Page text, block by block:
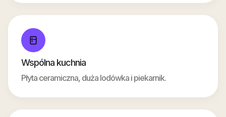
Wspólna kuchnia
Płyta ceramiczna, duża lodówka i piekarnik.